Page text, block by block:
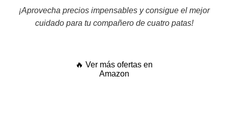
¡Aprovecha precios impensables y consigue el mejor
cuidado para tu compañero de cuatro patas!
🔥 Ver más ofertas en
Amazon